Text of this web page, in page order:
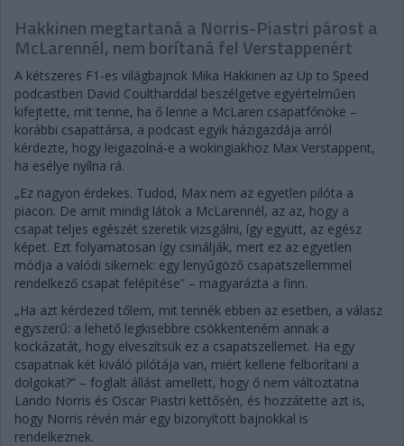
Hakkinen megtartaná a Norris-Piastri párost a
McLarennél, nem borítaná fel Verstappenért
A kétszeres F1-es világbajnok Mika Hakkinen az Up to Speed
podcastben David Coultharddal beszélgetve egyértelműen
kifejtette, mit tenne, ha ő lenne a McLaren csapatfőnöke –
korábbi csapattársa, a podcast egyik házigazdája arról
kérdezte, hogy leigazolná-e a wokingiakhoz Max Verstappent,
ha esélye nyílna rá.
„Ez nagyon érdekes. Tudod, Max nem az egyetlen pilóta a
piacon. De amit mindig látok a McLarennél, az az, hogy a
csapat teljes egészét szeretik vizsgálni, így együtt, az egész
képet. Ezt folyamatosan így csinálják, mert ez az egyetlen
módja a valódi sikernek: egy lenyűgöző csapatszellemmel
rendelkező csapat felépítése” – magyarázta a finn.
„Ha azt kérdezed tőlem, mit tennék ebben az esetben, a válasz
egyszerű: a lehető legkisebbre csökkenteném annak a
kockázatát, hogy elveszítsük ez a csapatszellemet. Ha egy
csapatnak két kiváló pilótája van, miért kellene felborítani a
dolgokat?” – foglalt állást amellett, hogy ő nem változtatna
Lando Norris és Oscar Piastri kettősén, és hozzátette azt is,
hogy Norris révén már egy bizonyított bajnokkal is
rendelkeznek.